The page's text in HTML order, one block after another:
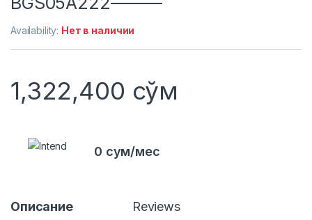
Availability: Нет в наличии
1,322,400 сўм
0 сум/мес
Описание Reviews